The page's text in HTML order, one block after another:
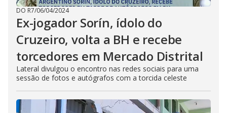
DO R7/06/04/2024
Ex-jogador Sorín, ídolo do
Cruzeiro, volta a BH e recebe
torcedores em Mercado Distrital
Lateral divulgou o encontro nas redes sociais para uma
sessão de fotos e autógrafos com a torcida celeste